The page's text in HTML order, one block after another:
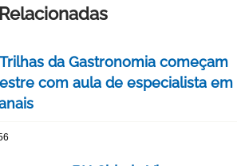
da Gastronomia começam
com aula de especialista em